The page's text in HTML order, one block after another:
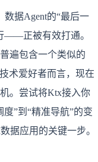
据Agent的“最后一
——正被有效打通。
遍包含一个类似的
术爱好者而言，现在
。尝试将Ktx接入你
”到“精准导航”的变
据应用的关键一步。